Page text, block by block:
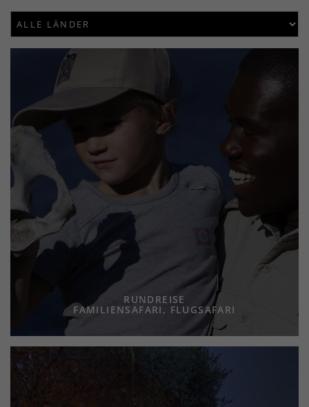
RUNDREISE
FAMILIENSAFARI, FLUGSAFARI